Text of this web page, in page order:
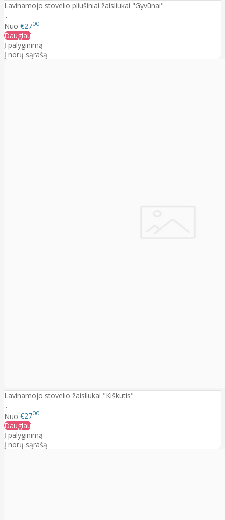
Lavinamojo stovelio pliušiniai žaisliukai "Gyvūnai"
..
Nuo €2700
Daugiau
Į palyginimą
Į norų sąrašą
Lavinamojo stovelio žaisliukai "Kiškutis"
..
Nuo €2700
Daugiau
Į palyginimą
Į norų sąrašą